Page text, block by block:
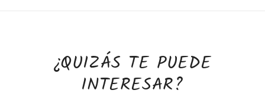
¿QUIZÁS TE PUEDE
INTERESAR?